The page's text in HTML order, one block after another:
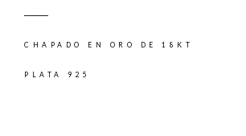
CHAPADO EN ORO DE 18KT
PLATA 925